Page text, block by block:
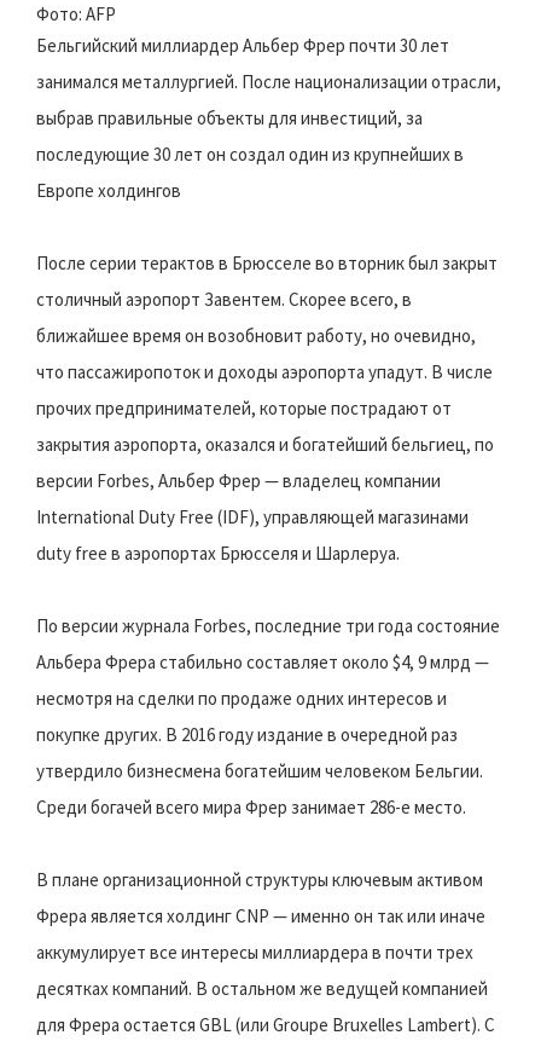
Фото: AFP
Бельгийский миллиардер Альбер Фрер почти 30 лет
занимался металлургией. После национализации отрасли,
выбрав правильные объекты для инвестиций, за
последующие 30 лет он создал один из крупнейших в
Европе холдингов
После серии терактов в Брюсселе во вторник был закрыт
столичный аэропорт Завентем. Скорее всего, в
ближайшее время он возобновит работу, но очевидно,
что пассажиропоток и доходы аэропорта упадут. В числе
прочих предпринимателей, которые пострадают от
закрытия аэропорта, оказался и богатейший бельгиец, по
версии Forbes, Альбер Фрер — владелец компании
International Duty Free (IDF), управляющей магазинами
duty free в аэропортах Брюсселя и Шарлеруа.
По версии журнала Forbes, последние три года состояние
Альбера Фрера стабильно составляет около $4, 9 млрд —
несмотря на сделки по продаже одних интересов и
покупке других. В 2016 году издание в очередной раз
утвердило бизнесмена богатейшим человеком Бельгии.
Среди богачей всего мира Фрер занимает 286-е место.
В плане организационной структуры ключевым активом
Фрера является холдинг CNP — именно он так или иначе
аккумулирует все интересы миллиардера в почти трех
десятках компаний. В остальном же ведущей компанией
для Фрера остается GBL (или Groupe Bruxelles Lambert). С